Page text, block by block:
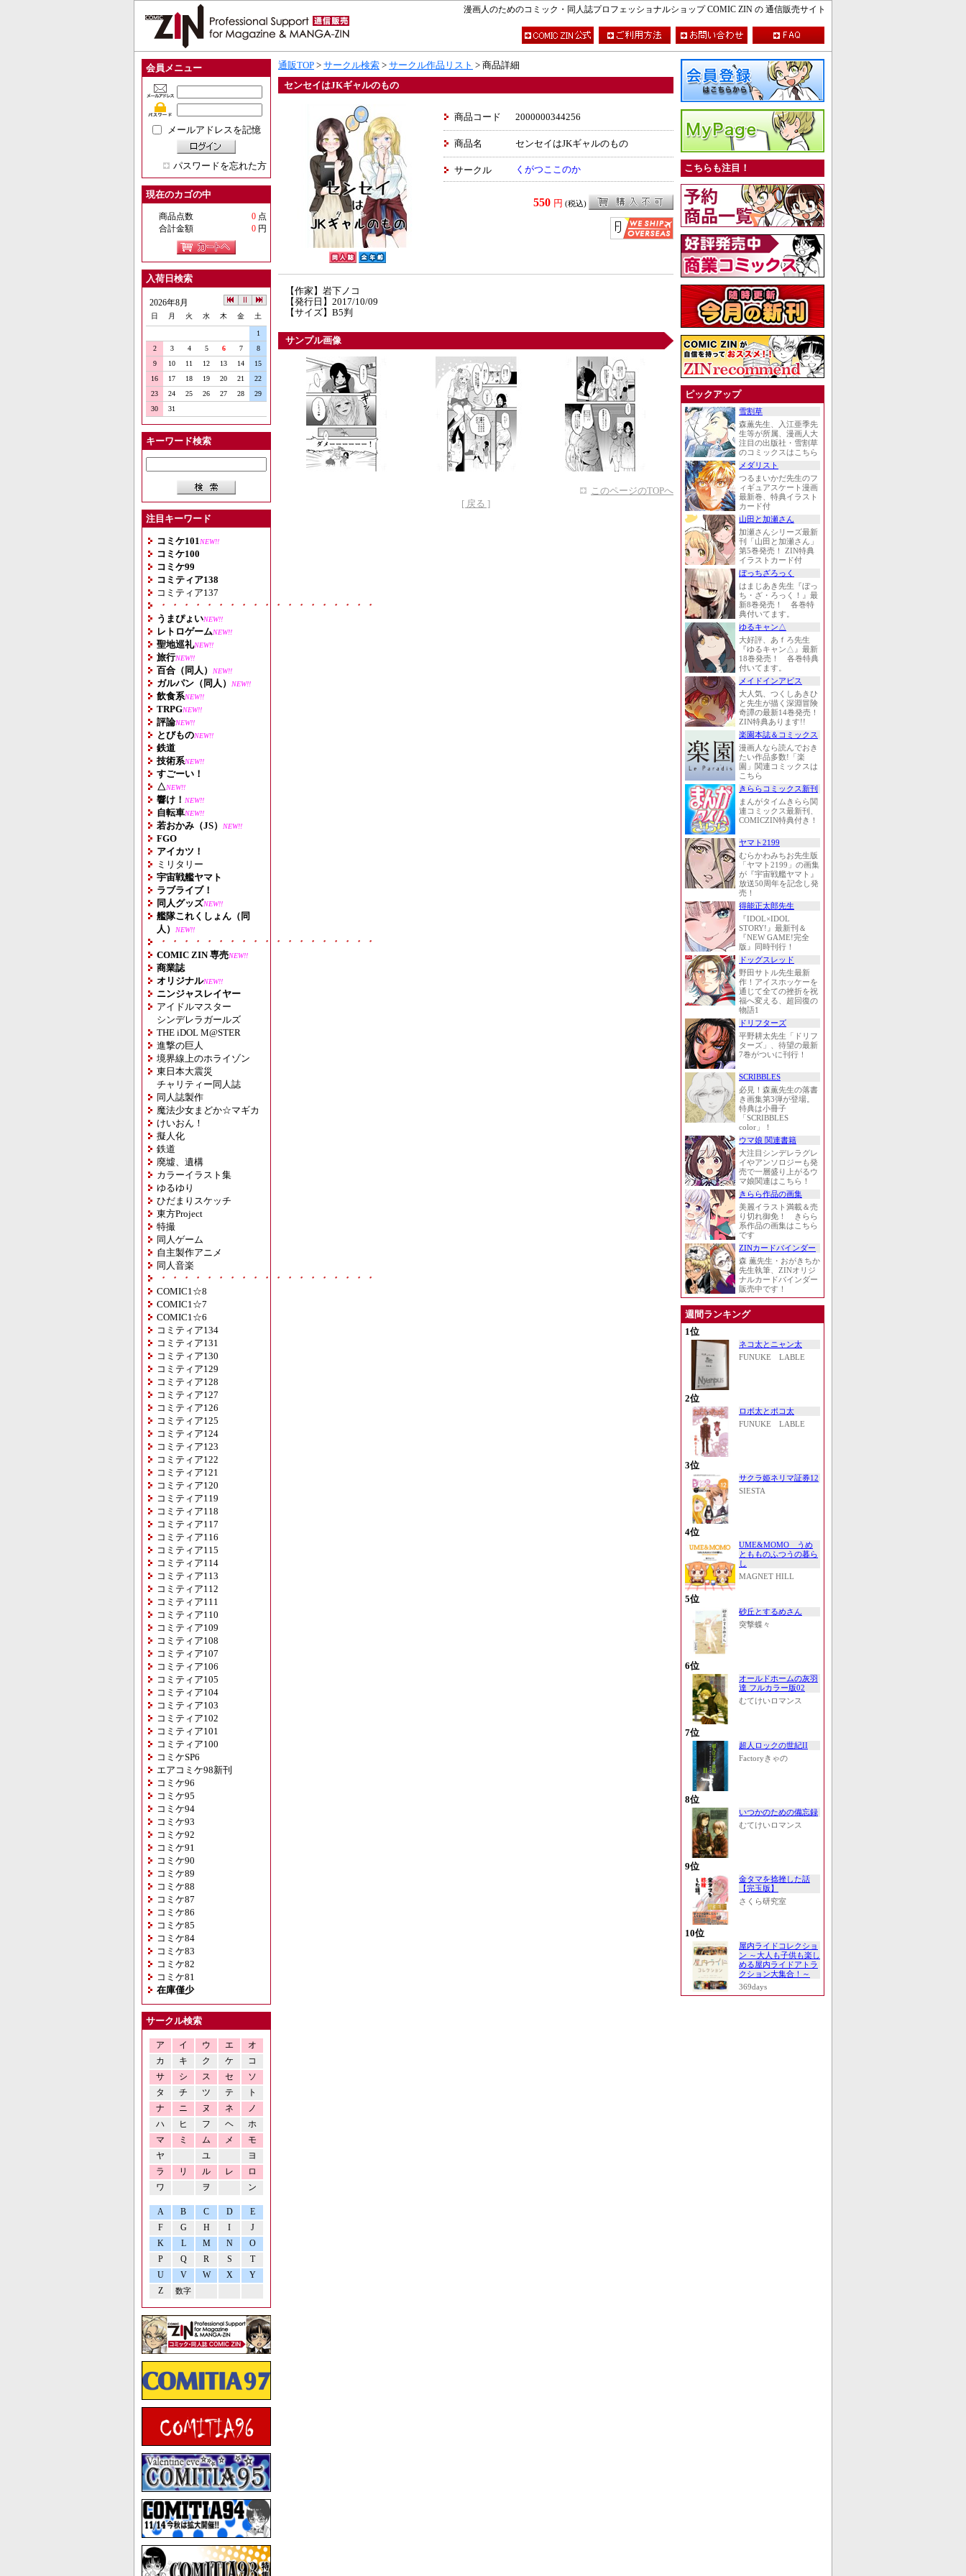
漫画人のためのコミック・同人誌プロフェッショナルショップ COMIC ZIN の 通信販売サイト
会員メニュー
メールアドレスを記憶
パスワードを忘れた方
現在のカゴの中
商品点数 0 点
合計金額
0 円
入荷日検索
2026年8月
日 月 火 水 木 金 土
1
2
3 4 5 6 7
8
9
10 11 12 13 14
15
16
17 18 19 20 21
22
23
24 25 26 27 28
29
30
31
キーワード検索
注目キーワード
コミケ101 NEW!!
コミケ100
コミケ99
コミティア138
コミティア137
・・・・・・・・・・・・・・・・・・・
うまぴょいNEW!!
レトロゲームNEW!!
聖地巡礼NEW!!
旅行NEW!!
百合（同人） NEW!!
ガルパン（同人） NEW!!
飲食系NEW!!
TRPGNEW!!
評論NEW!!
とびものNEW!!
鉄道
技術系NEW!!
すごーい！
△NEW!!
響け！ NEW!!
自転車NEW!!
若おかみ（JS） NEW!!
FGO
アイカツ！
ミリタリー
宇宙戦艦ヤマト
ラブライブ！
同人グッズNEW!!
艦隊これくしょん（同
人）
NEW!!
・・・・・・・・・・・・・・・・・・・
COMIC ZIN 専売NEW!!
商業誌
オリジナルNEW!!
ニンジャスレイヤー
アイドルマスター
シンデレラガールズ
THE iDOL M@STER
進撃の巨人
境界線上のホライゾン
東日本大震災
チャリティー同人誌
同人誌製作
魔法少女まどか☆マギカ
けいおん！
擬人化
鉄道
廃墟、遺構
カラーイラスト集
ゆるゆり
ひだまりスケッチ
東方Project
特撮
同人ゲーム
自主製作アニメ
同人音楽
・・・・・・・・・・・・・・・・・・・
COMIC1☆8
COMIC1☆7
COMIC1☆6
コミティア134
コミティア131
コミティア130
コミティア129
コミティア128
コミティア127
コミティア126
コミティア125
コミティア124
コミティア123
コミティア122
コミティア121
コミティア120
コミティア119
コミティア118
コミティア117
コミティア116
コミティア115
コミティア114
コミティア113
コミティア112
コミティア111
コミティア110
コミティア109
コミティア108
コミティア107
コミティア106
コミティア105
コミティア104
コミティア103
コミティア102
コミティア101
コミティア100
コミケSP6
エアコミケ98新刊
コミケ96
コミケ95
コミケ94
コミケ93
コミケ92
コミケ91
コミケ90
コミケ89
コミケ88
コミケ87
コミケ86
コミケ85
コミケ84
コミケ83
コミケ82
コミケ81
在庫僅少
サークル検索
ア イ ウ エ
オ
カ
キ ク ケ
コ
サ
シ ス セ
ソ
タ
チ ツ テ
ト
ナ
ニ ヌ ネ
ノ
ハ
ヒ フ ヘ
ホ
マ
ミ ム メ
モ
ヤ
ユ
ヨ
ラ
リ ル レ
ロ
ワ
ヲ ン
A B C D
E
F
G H I
J
K
L M N
O
P
Q R S
T
U
V W X
Y
Z
数字
通販TOP > サークル検索 > サークル作品リスト > 商品詳細
センセイはJKギャルのもの
商品コード 2000000344256
商品名 センセイはJKギャルのもの
サークル くがつここのか
550 円 (税込)
【作家】岩下ノコ
【発行日】2017/10/09
【サイズ】B5判
サンプル画像
このページのTOPへ
[ 戻る ]
こちらも注目！
ピックアップ
雪割草
森薫先生、入江亜季先
生等が所属、漫画人大
注目の出版社・雪割草
のコミックスはこちら
メダリスト
つるまいかだ先生のフ
ィギュアスケート漫画
最新巻、特典イラスト
カード付
山田と加瀬さん
加瀬さんシリーズ最新
刊「山田と加瀬さん」
第5巻発売！ ZIN特典
イラストカード付
ぼっちざろっく
はまじあき先生『ぼっ
ち・ざ・ろっく！』最
新8巻発売！ 各巻特
典付いてます。
ゆるキャン△
大好評、あｆろ先生
『ゆるキャン△』最新
18巻発売！ 各巻特典
付いてます。
メイドインアビス
大人気、つくしあきひ
と先生が描く深淵冒険
奇譚の最新14巻発売！
ZIN特典あります!!
楽園本誌＆コミックス
漫画人なら読んでおき
たい作品多数!「楽
園」関連コミックスは
こちら
きららコミックス新刊
まんがタイムきらら関
連コミックス最新刊、
COMICZIN特典付き！
ヤマト2199
むらかわみちお先生版
「ヤマト2199」の画集
が『宇宙戦艦ヤマト』
放送50周年を記念し発
売！
得能正太郎先生
『IDOL×IDOL
STORY!』最新刊＆
『NEW GAME!完全
版』同時刊行！
ドッグスレッド
野田サトル先生最新
作！アイスホッケーを
通じて全ての挫折を祝
福へ変える、超回復の
物語1
ドリフターズ
平野耕太先生「ドリフ
ターズ」、待望の最新
7巻がついに刊行！
SCRIBBLES
必見！森薫先生の落書
き画集第3弾が登場。
特典は小冊子
「SCRIBBLES
color」！
ウマ娘 関連書籍
大注目シンデレラグレ
イやアンソロジーも発
売で一層盛り上がるウ
マ娘関連はこちら！
きらら作品の画集
美麗イラスト満載＆売
り切れ御免！ きらら
系作品の画集はこちら
です
ZINカードバインダー
森 薫先生・おがきちか
先生執筆、ZINオリジ
ナルカードバインダー
販売中です！
週間ランキング
1位
ネコ太とニャン太
FUNUKE LABLE
2位
ロボ太とポコ太
FUNUKE LABLE
3位
サクラ姫ネリマ証券12
SIESTA
4位
UME&MOMO うめ
ともものふつうの暮ら
し
MAGNET HILL
5位
砂丘とするめさん
突撃蝶々
6位
オールドホームの灰羽
達 フルカラー版02
むてけいロマンス
7位
超人ロックの世紀II
Factoryきゃの
8位
いつかのための備忘録
むてけいロマンス
9位
金タマを捻挫した話
【完玉版】
さくら研究室
10位
屋内ライドコレクショ
ン ～大人も子供も楽し
める屋内ライドアトラ
クション大集合！～
369days